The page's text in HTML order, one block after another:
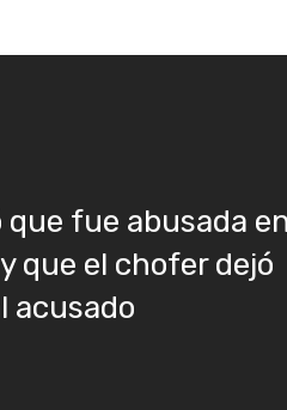
que fue abusada
que el chofer dejó
acusado